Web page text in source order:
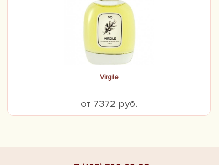
Virgile
от 7372 руб.